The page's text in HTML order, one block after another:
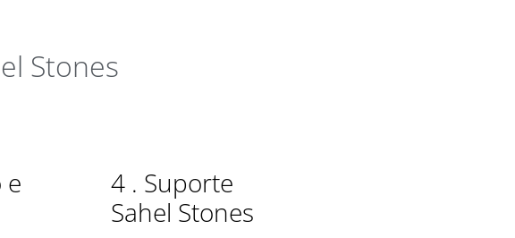
Stones
e
4 . Suporte
Sahel Stones